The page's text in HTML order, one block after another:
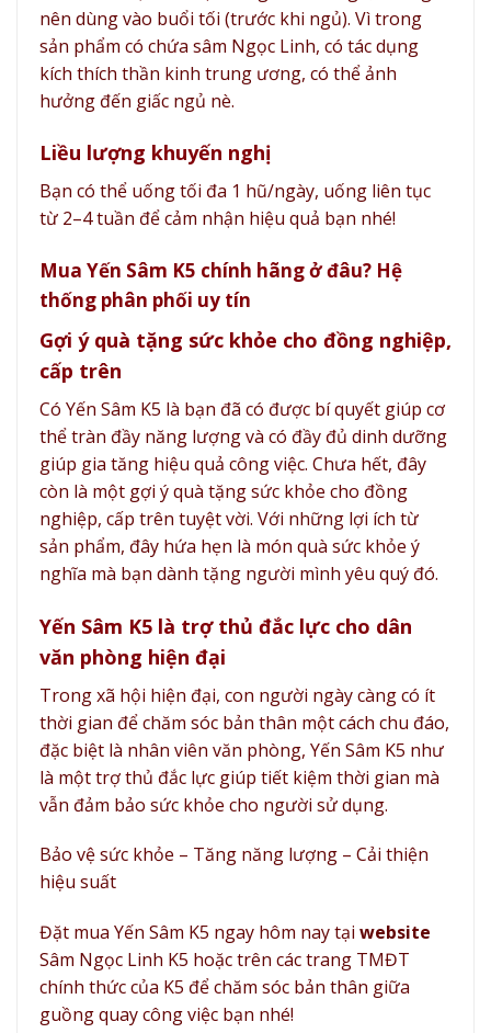
nên dùng vào buổi tối (trước khi ngủ). Vì trong
sản phẩm có chứa sâm Ngọc Linh, có tác dụng
kích thích thần kinh trung ương, có thể ảnh
hưởng đến giấc ngủ nè.
Liều lượng khuyến nghị
Bạn có thể uống tối đa 1 hũ/ngày, uống liên tục
từ 2–4 tuần để cảm nhận hiệu quả bạn nhé!
Mua Yến Sâm K5 chính hãng ở đâu? Hệ
thống phân phối uy tín
Gợi ý quà tặng sức khỏe cho đồng nghiệp,
cấp trên
Có Yến Sâm K5 là bạn đã có được bí quyết giúp cơ
thể tràn đầy năng lượng và có đầy đủ dinh dưỡng
giúp gia tăng hiệu quả công việc. Chưa hết, đây
còn là một gợi ý quà tặng sức khỏe cho đồng
nghiệp, cấp trên tuyệt vời. Với những lợi ích từ
sản phẩm, đây hứa hẹn là món quà sức khỏe ý
nghĩa mà bạn dành tặng người mình yêu quý đó.
Yến Sâm K5 là trợ thủ đắc lực cho dân
văn phòng hiện đại
Trong xã hội hiện đại, con người ngày càng có ít
thời gian để chăm sóc bản thân một cách chu đáo,
đặc biệt là nhân viên văn phòng, Yến Sâm K5 như
là một trợ thủ đắc lực giúp tiết kiệm thời gian mà
vẫn đảm bảo sức khỏe cho người sử dụng.
Bảo vệ sức khỏe – Tăng năng lượng – Cải thiện
hiệu suất
Đặt mua Yến Sâm K5 ngay hôm nay tại website
Sâm Ngọc Linh K5 hoặc trên các trang TMĐT
chính thức của K5 để chăm sóc bản thân giữa
guồng quay công việc bạn nhé!